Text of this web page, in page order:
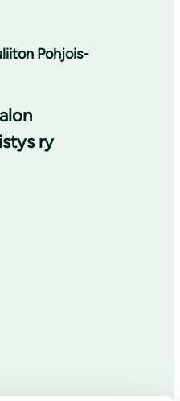
Pohjois-
ry